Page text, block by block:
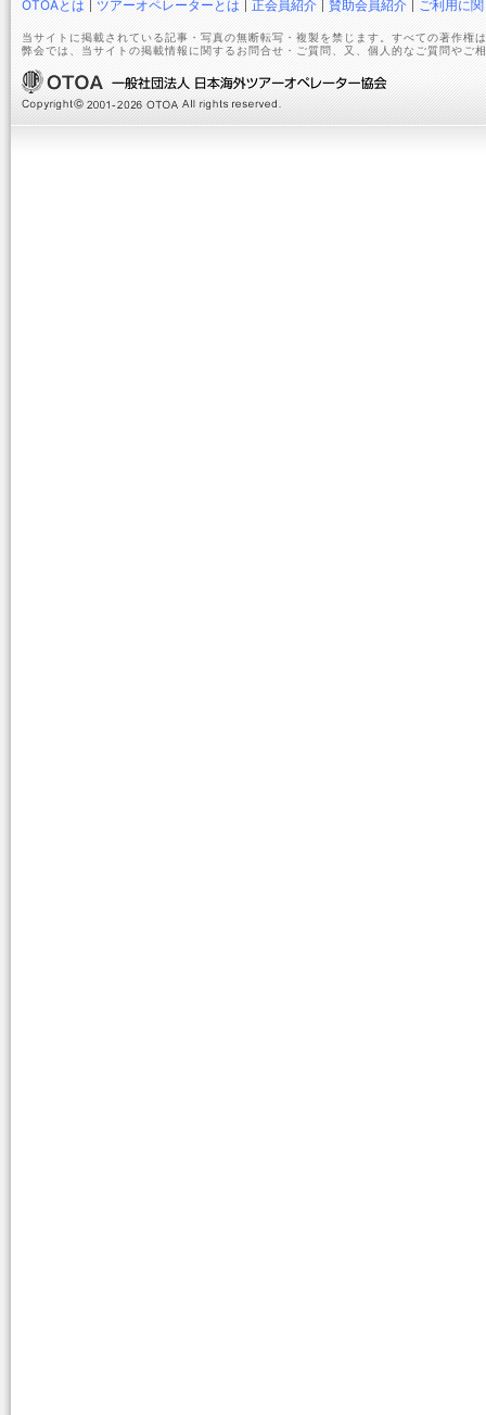
OTOAとは ツアーオペレーターとは 正会員紹介 賛助会員紹介 ご利用に
当サイトに掲載されている記事・写真の無断転写・複製を禁じます。すべての著作権
弊会では、当サイトの掲載情報に関するお問合せ・ご質問、又、個人的なご質問やご